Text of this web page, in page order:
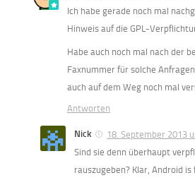
Ich habe gerade noch mal
Hinweis auf die GPL-
Habe auch noch mal nach der
Faxnummer für solche
auch auf dem Weg noch mal
Antworten
Nick
18. September 2013
Sind sie denn überhaupt
rauszugeben? Klar, Android